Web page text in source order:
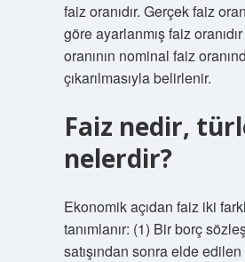
faiz oranıdır. Gerçek faiz
göre ayarlanmış faiz
oranının nominal faiz
çıkarılmasıyla belirlenir.
Faiz nedir,
nelerdir?
Ekonomik açıdan faiz iki
tanımlanır: (1) Bir borç
satışından sonra elde edilen